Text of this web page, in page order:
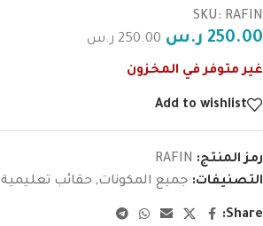
SKU: RAFIN
250.00 ر.س 250.00 ر.س
غير متوفر في المخزون
Add to wishlist
رمز المنتج: RAFIN
التصنيفات: جميع المكونات, حقائب تعليمية
Share: